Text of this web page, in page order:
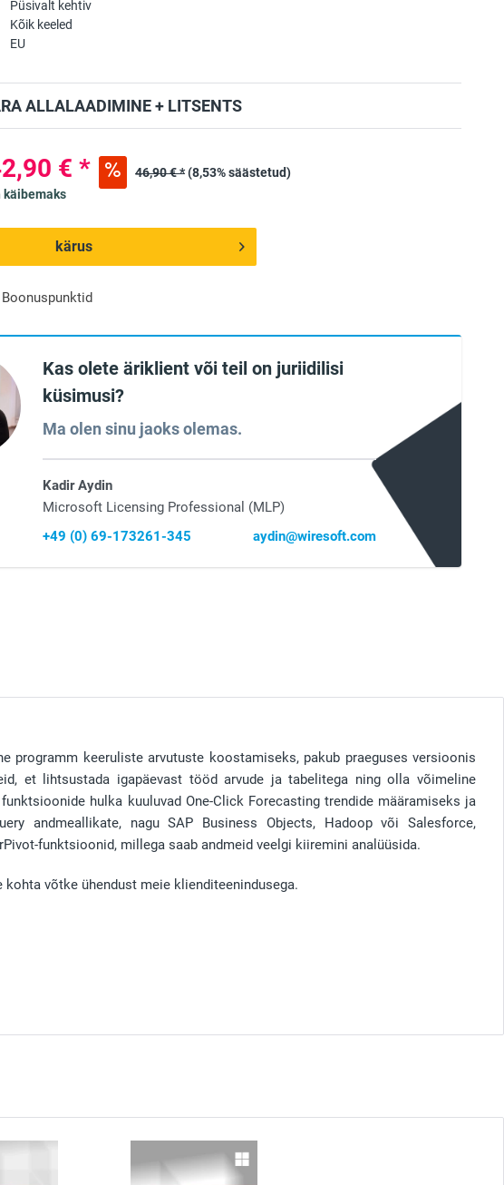
Püsivalt kehtiv
Kõik keeled
EU
Boonuspunktid
ALLALAADIMINE + LITSENTS
€ * 46,90 € *(8,53% säästetud)
käibemaks
kärus
Kas olete äriklient või teil on juriidilisi
küsimusi?
Ma olen sinu jaoks olemas.
Kadir Aydin
Microsoft Licensing Professional (MLP)
+49 (0) 69-173261-345
aydin@wiresoft.com
programm keeruliste arvutuste koostamiseks, pakub praeguses versioonis
et lihtsustada igapäevast tööd arvude ja tabelitega ning olla võimeline
hulka kuuluvad One-Click Forecasting trendide määramiseks ja
andmeallikate, nagu SAP Business Objects, Hadoop või Salesforce,
funktsioonid, millega saab andmeid veelgi kiiremini analüüsida.
võtke ühendust meie klienditeenindusega.